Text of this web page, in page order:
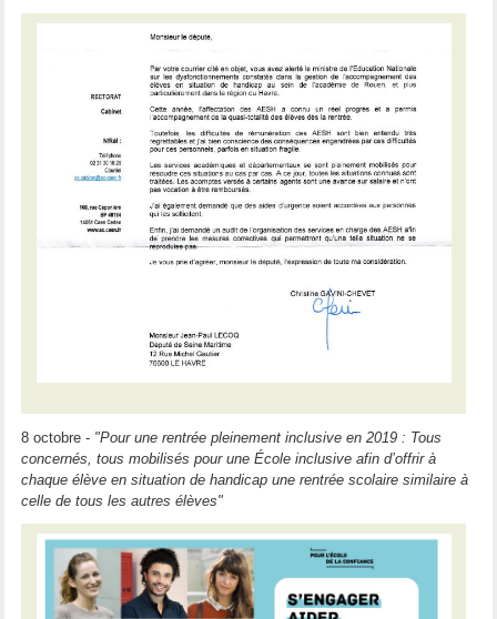
8 octobre - "Pour une rentrée pleinement inclusive en 2019 : Tous
concernés, tous mobilisés pour une École inclusive afin d’offrir à
chaque élève en situation de handicap une rentrée scolaire similaire à
celle de tous les autres élèves"